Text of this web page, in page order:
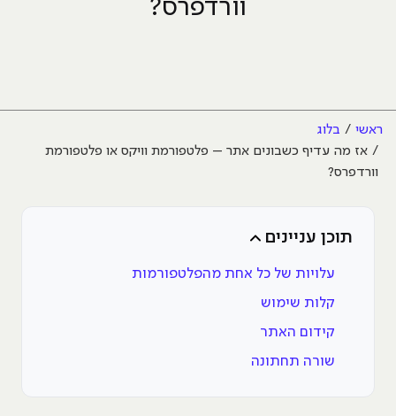
וורדפרס?
ראשי
בלוג
אז מה עדיף כשבונים אתר – פלטפורמת וויקס או פלטפורמת
וורדפרס?
תוכן עניינים
עלויות של כל אחת מהפלטפורמות
קלות שימוש
קידום האתר
שורה תחתונה